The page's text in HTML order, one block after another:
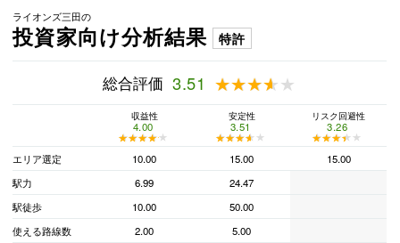
ライオンズ三田の
投資家向け分析結果 特許
総合評価 3.51 ★★★★★
★★★★★
収益性
4.00
★★★★★
★★★★★
安定性
3.51
★★★★★
★★★★★
リスク回避性
3.26
★★★★★
★★★★★
エリア選定
10.00 15.00
15.00
駅力
6.99
24.47
駅徒歩
10.00
50.00
使える路線数
2.00
5.00